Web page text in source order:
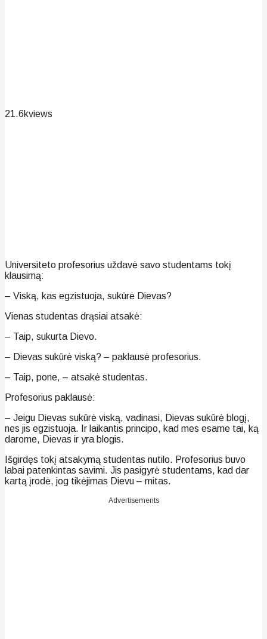
21.6kviews
Universiteto profesorius uždavė savo studentams tokį
klausimą:
– Viską, kas egzistuoja, sukūrė Dievas?
Vienas studentas drąsiai atsakė:
– Taip, sukurta Dievo.
– Dievas sukūrė viską? – paklausė profesorius.
– Taip, pone, – atsakė studentas.
Profesorius paklausė:
– Jeigu Dievas sukūrė viską, vadinasi, Dievas sukūrė blogį,
nes jis egzistuoja. Ir laikantis principo, kad mes esame tai, ką
darome, Dievas ir yra blogis.
Išgirdęs tokį atsakymą studentas nutilo. Profesorius buvo
labai patenkintas savimi. Jis pasigyrė studentams, kad dar
kartą įrodė, jog tikėjimas Dievu – mitas.
Advertisements